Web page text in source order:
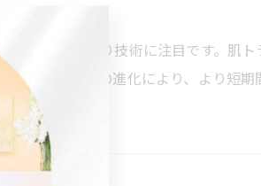
の最新シミ取り技術に注目です。肌
す。医療技術の進化により、より短